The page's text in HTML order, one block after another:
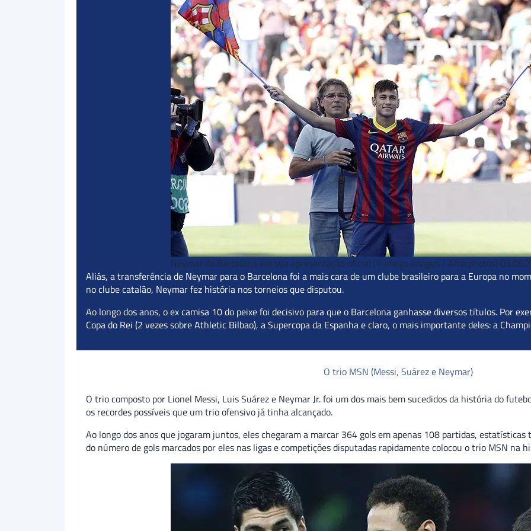
Neymar do Barcelona em sua apresentação oficial (© imago images / Alterphotos)
Aliás, a transferência de Neymar para o Barcelona foi a mais cara de um clube brasileiro para a Europa no
no clube catalão, Neymar fez história nos torneios que disputou.
Ao longo dos anos, o ex camisa 10 do peixe foi decisivo para que o Barcelona ganhasse diversos títulos. Por
Copa do Rei (2 vezes sobre Athletic Bilbao), a Supercopa da Espanha e claro, o mais importante deles: a
O trio MSN (Messi, Suárez e Neymar)
O trio composto por Lionel Messi, Luis Suárez e Neymar Jr. foi um dos mais bem sucedidos da história do
os recordes possíveis que um trio ofensivo já tinha alcançado.
Ao longo dos anos que jogaram juntos, eles chegaram a marcar 364 gols em apenas 108 partidas,
do número de gols marcados por eles nas ligas e competições disputadas rapidamente colocou o trio MSN na